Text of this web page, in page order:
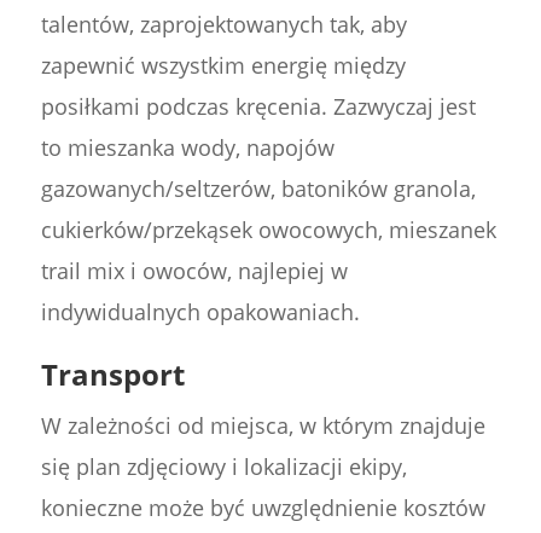
talentów, zaprojektowanych tak, aby
zapewnić wszystkim energię między
posiłkami podczas kręcenia. Zazwyczaj jest
to mieszanka wody, napojów
gazowanych/seltzerów, batoników granola,
cukierków/przekąsek owocowych, mieszanek
trail mix i owoców, najlepiej w
indywidualnych opakowaniach.
Transport
W zależności od miejsca, w którym znajduje
się plan zdjęciowy i lokalizacji ekipy,
konieczne może być uwzględnienie kosztów